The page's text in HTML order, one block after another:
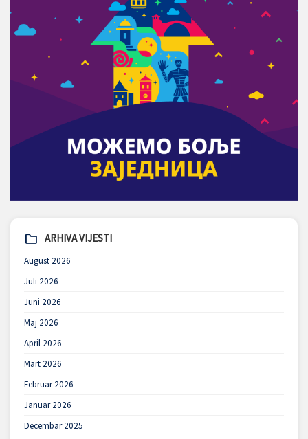
ARHIVA VIJESTI
August 2026
Juli 2026
Juni 2026
Maj 2026
April 2026
Mart 2026
Februar 2026
Januar 2026
Decembar 2025